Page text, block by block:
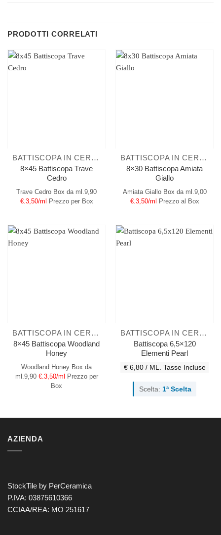
PRODOTTI CORRELATI
BATTISCOPA IN CERAMICA
8×45 Battiscopa Trave
Cedro
Trave Cedro Box da ml.9,90
€.3,50/ml
Prezzo per Box
BATTISCOPA IN CERAMICA
8×30 Battiscopa Amiata
Giallo
Amiata Giallo Box da ml.9,00
€.3,50/ml
Prezzo al Box
BATTISCOPA IN CERAMICA
8×45 Battiscopa Woodland
Honey
Woodland Honey Box da
ml.9,90 €.3,50/ml Prezzo per
Box
BATTISCOPA IN CERAMICA
Battiscopa 6,5×120
Elementi Pearl
€ 6,80 / ML. Tasse Incluse
Scelta: 1ª Scelta
AZIENDA
StockTile by PerCeramica
P.IVA: 03875610366
CCIAA/REA: MO 251617